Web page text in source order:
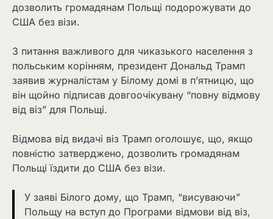
дозволить громадянам Польщі подорожувати до
США без візи.
З питання важливого для чиказького населення з
польським корінням, президент Дональд Трамп
заявив журналістам у Білому домі в п’ятницю, що
він щойно підписав довгоочікувану “повну відмову
від віз” для Польщі.
Відмова від видачі віз Трамп оголошує, що, якщо
повністю затверджено, дозволить громадянам
Польщі їздити до США без візи.
У заяві Білого дому, що Трамп, “висуваючи”
Польщу на вступ до Програми відмови від віз,